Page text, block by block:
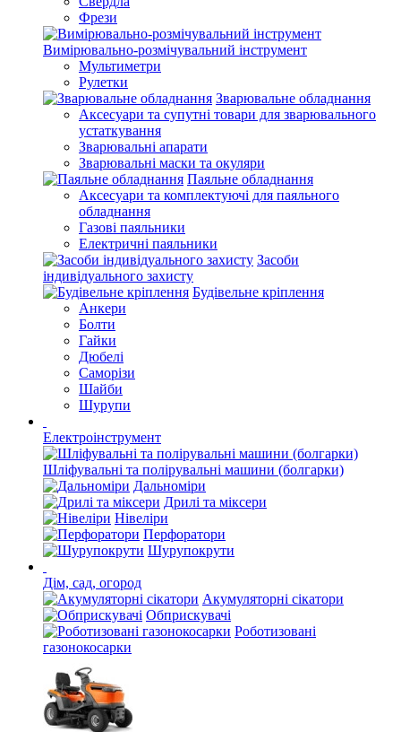
Фрези
Вимірювально-розмічувальний інструмент
Мультиметри
Рулетки
Зварювальне обладнання
Аксесуари та супутні товари для зварювального
устаткування
Зварювальні апарати
Зварювальні маски та окуляри
Паяльне обладнання
Аксесуари та комплектуючі для паяльного
обладнання
Газові паяльники
Електричні паяльники
Засоби
індивідуального захисту
Будівельне кріплення
Анкери
Болти
Гайки
Дюбелі
Саморізи
Шайби
Шурупи
Електроінструмент
Шліфувальні та полірувальні машини (болгарки)
Дальноміри
Дрилі та міксери
Нівеліри
Перфоратори
Шурупокрути
Дім, сад, огород
Акумуляторні сікатори
Обприскувачі
Роботизовані
газонокосарки